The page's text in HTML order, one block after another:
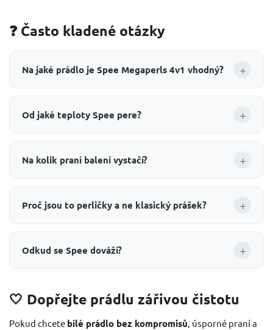
❓ Často kladené otázky
Na jaké prádlo je Spee Megaperls 4v1 vhodný? +
Od jaké teploty Spee pere? +
Na kolik praní balení vystačí? +
Proč jsou to perličky a ne klasický prášek? +
Odkud se Spee dováží? +
🤍 Dopřejte prádlu zářivou čistotu
Pokud chcete bílé prádlo bez kompromisů, úsporné praní a